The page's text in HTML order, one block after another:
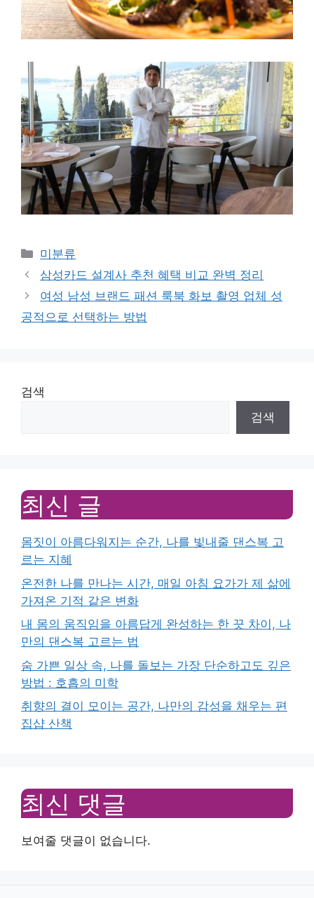
Categories
미분류
삼성카드 설계사 추천 혜택 비교 완벽 정리
여성 남성 브랜드 패션 룩북 화보 촬영 업체 성
공적으로 선택하는 방법
검색
검색
최신 글
몸짓이 아름다워지는 순간, 나를 빛내줄 댄스복 고
르는 지혜
온전한 나를 만나는 시간, 매일 아침 요가가 제 삶에
가져온 기적 같은 변화
내 몸의 움직임을 아름답게 완성하는 한 끗 차이, 나
만의 댄스복 고르는 법
숨 가쁜 일상 속, 나를 돌보는 가장 단순하고도 깊은
방법 : 호흡의 미학
취향의 결이 모이는 공간, 나만의 감성을 채우는 편
집샵 산책
최신 댓글
보여줄 댓글이 없습니다.